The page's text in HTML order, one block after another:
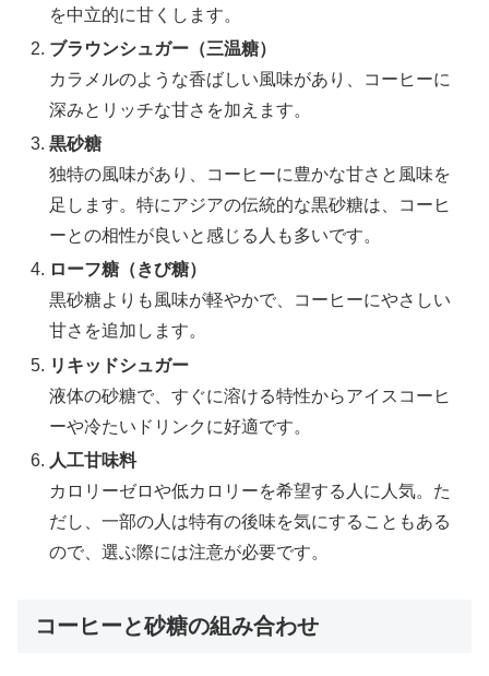
を中立的に甘くします。
ブラウンシュガー（三温糖）
カラメルのような香ばしい風味があり、コーヒーに
深みとリッチな甘さを加えます。
黒砂糖
独特の風味があり、コーヒーに豊かな甘さと風味を
足します。特にアジアの伝統的な黒砂糖は、コーヒ
ーとの相性が良いと感じる人も多いです。
ローフ糖（きび糖）
黒砂糖よりも風味が軽やかで、コーヒーにやさしい
甘さを追加します。
リキッドシュガー
液体の砂糖で、すぐに溶ける特性からアイスコーヒ
ーや冷たいドリンクに好適です。
人工甘味料
カロリーゼロや低カロリーを希望する人に人気。た
だし、一部の人は特有の後味を気にすることもある
ので、選ぶ際には注意が必要です。
コーヒーと砂糖の組み合わせ